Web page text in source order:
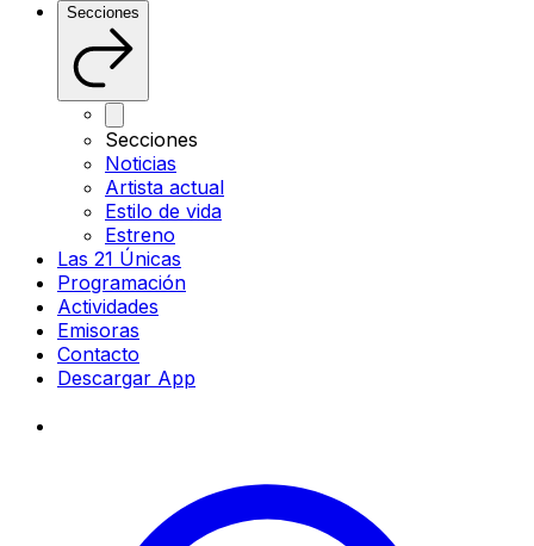
Secciones
Secciones
Noticias
Artista actual
Estilo de vida
Estreno
Las 21 Únicas
Programación
Actividades
Emisoras
Contacto
Descargar App